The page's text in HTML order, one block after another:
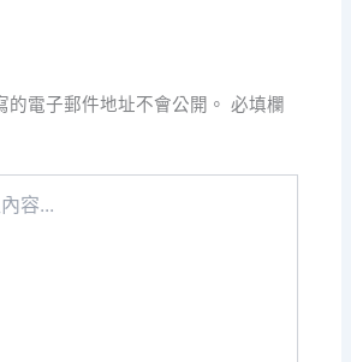
的電子郵件地址不會公開。 必填欄